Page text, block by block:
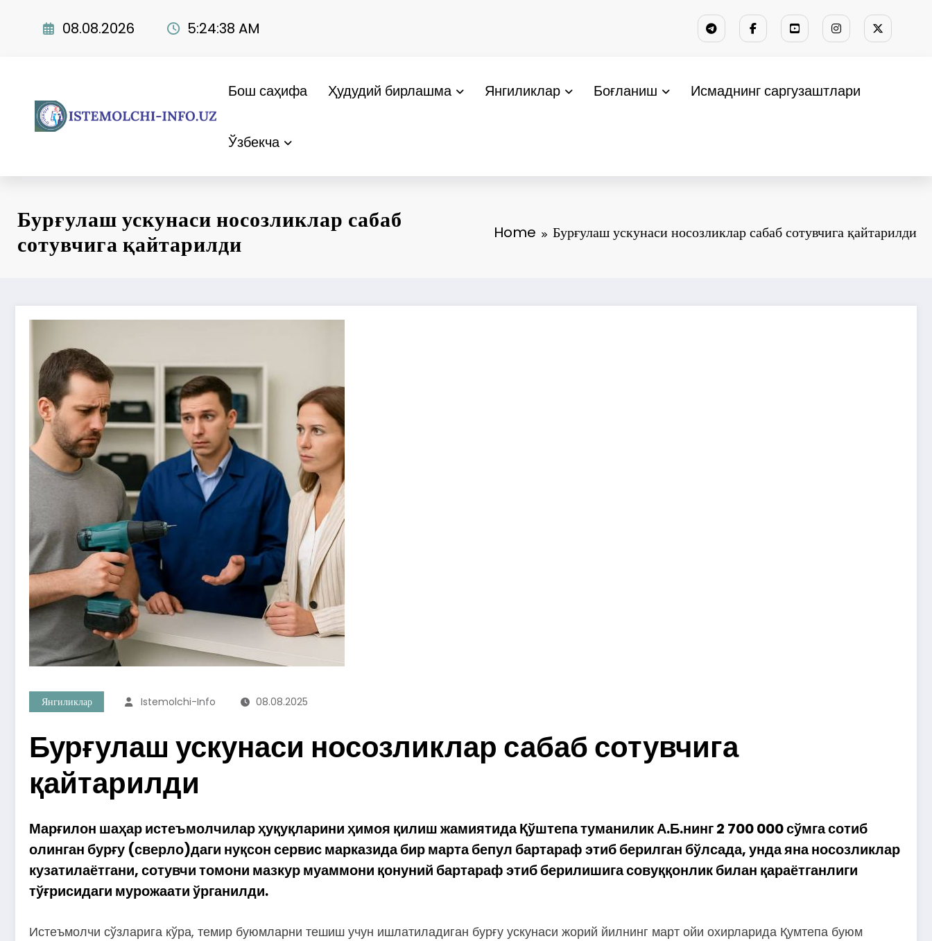
08.08.2026 5:24:39 AM
Бош саҳифа Ҳудудий бирлашма Янгиликлар Боғланиш Исмаднинг саргузаштлари
Ўзбекча
Бурғулаш ускунаси носозликлар сабаб
сотувчига қайтарилди
Home Бурғулаш ускунаси носозликлар сабаб сотувчига қайтарилди
Янгиликлар Istemolchi-Info 08.08.2025
Бурғулаш ускунаси носозликлар сабаб сотувчига
қайтарилди
Марғилон шаҳар истеъмолчилар ҳуқуқларини ҳимоя қилиш жамиятида Қўштепа туманилик А.Б.нинг 2 700 000 сўмга сотиб
олинган бурғу (сверло)даги нуқсон сервис марказида бир марта бепул бартараф этиб берилган бўлсада, унда яна носозликлар
кузатилаётгани, сотувчи томони мазкур муаммони қонуний бартараф этиб берилишига совуққонлик билан қараётганлиги
тўғрисидаги мурожаати ўрганилди.
Истеъмолчи сўзларига кўра, темир буюмларни тешиш учун ишлатиладиган бурғу ускунаси жорий йилнинг март ойи охирларида Қумтепа буюм